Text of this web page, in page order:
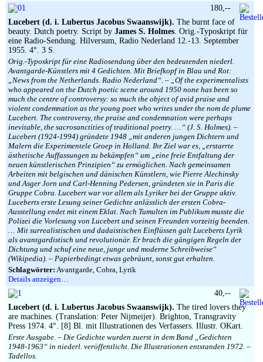
Lucebert (d. i. Lubertus Jacobus Swaanswijk). The burnt face of
beauty. Dutch poetry. Script by James S. Holmes. Orig.-Typoskript für
eine Radio-Sendung. Hilversum, Radio Nederland 12.-13. September
1955. 4°. 3 S.
Orig.-Typoskript für eine Radiosendung über den bedeutenden niederl.
Avantgarde-Künstlers mit 4 Gedichten. Mit Briefkopf in Blau und Rot:
„News from the Netherlands. Radio Nederland“. – „Of the experimentalists
who appeared on the Dutch poetic scene around 1950 none has been so
much the centre of controversy: so much the object of avid praise and
violent condemnation as the young poet who writes under the nom de plume
Lucebert. The controversy, the praise and condemnation were perhaps
inevitable, the sacrosanctities of traditional poetry. …“ (J. S. Holmes). –
Lucebert (1924-1994) gründete 1948 „mit anderen jungen Dichtern und
Malern die Experimentele Groep in Holland. Ihr Ziel war es, „erstarrte
ästhetische Auffassungen zu bekämpfen“ um „eine freie Entfaltung der
neuen künstlerischen Prinzipien“ zu ermöglichen. Nach gemeinsamen
Arbeiten mit belgischen und dänischen Künstlern, wie Pierre Alechinsky
und Asger Jorn und Carl-Henning Pedersen, gründeten sie in Paris die
Gruppe Cobra. Lucebert war vor allem als Lyriker bei der Gruppe aktiv.
Luceberts erste Lesung seiner Gedichte anlässlich der ersten Cobra-
Ausstellung endet mit einem Eklat. Nach Tumulten im Publikum musste die
Polizei die Vorlesung von Lucebert und seinen Freunden vorzeitig beenden.
… Mit surrealistischen und dadaistischen Einflüssen galt Luceberts Lyrik
als avantgardistisch und revolutionär. Er brach die gängigen Regeln der
Dichtung und schuf eine neue, junge und moderne Schreibweise“
(Wikipedia). – Papierbedingt etwas gebräunt, sonst gut erhalten.
Schlagwörter: Avantgarde, Cobra, Lyrik
Details anzeigen…
180,--
Lucebert (d. i. Lubertus Jacobus Swaanswijk). The tired lovers they
are machines. (Translation: Peter Nijmeijer). Brighton, Transgravity
Press 1974. 4°. [8] Bl. mit Illustrationen des Verfassers. Illustr. OKart.
Erste Ausgabe. – Die Gedichte wurden zuerst in dem Band „Gedichten
1948-1963“ in niederl. veröffentlicht. Die Illustrationen entstanden 1972. –
Tadellos.
40,--